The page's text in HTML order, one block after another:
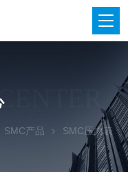
SMC产品 SMC压力表